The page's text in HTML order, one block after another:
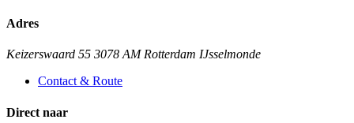
Adres
Keizerswaard 55 3078 AM Rotterdam IJsselmonde
Contact & Route
Direct naar